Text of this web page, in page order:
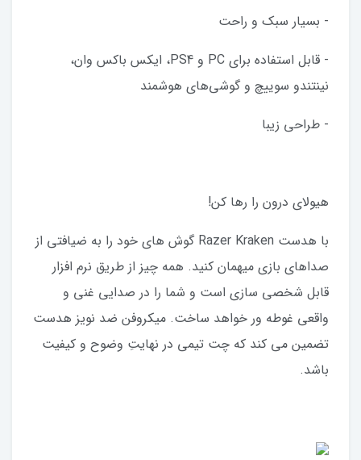
- بسیار سبک و راحت
- قابل استفاده برای PC و PS4، ایکس باکس وان،
نینتندو سوییچ و گوشی‌های هوشمند
- طراحی زیبا
هیولای درون را رها کن!
با هدست Razer Kraken گوش های خود را به ضیافتی از
صداهای بازی میهمان کنید. همه چیز از طریق نرم افزار
قابل شخصی سازی است و شما را در صدایی غنی و
واقعی غوطه ور خواهد ساخت. میکروفن ضد نویز هدست
تضمین می کند که چت تیمی در نهایتِ وضوح و کیفیت
باشد.